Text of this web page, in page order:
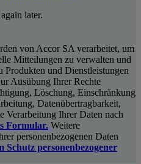
later.
von Accor SA verarbeitet, um
Mitteilungen zu verwalten und
Produkten und Dienstleistungen
Ausübung Ihrer Rechte
Löschung, Einschränkung
Datenübertragbarkeit,
Verarbeitung Ihrer Daten nach
Formular. Weitere
personenbezogenen Daten
Schutz personenbezogener